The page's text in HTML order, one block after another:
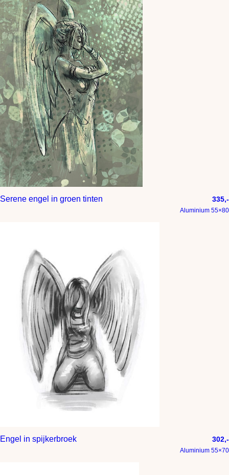
Serene engel in groen tinten 335,-
Aluminium 55×80
Engel in spijkerbroek 302,-
Aluminium 55×70